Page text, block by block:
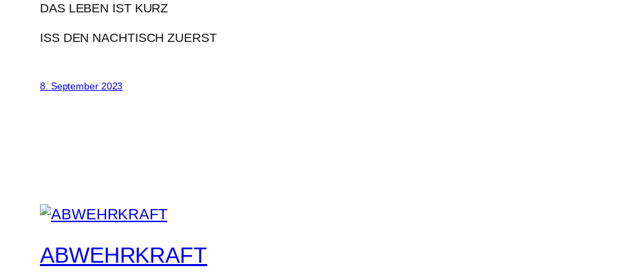
DAS LEBEN IST KURZ
ISS DEN NACHTISCH ZUERST
8. September 2023
ABWEHRKRAFT